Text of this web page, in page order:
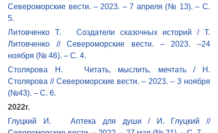
Североморские вести. – 2023. – 7 апреля (№ 13). – С.
5.
Литовченко Т. Создатели сказочных историй / Т.
Литовченко // Североморские вести. – 2023. –24
ноября (№ 46). – С. 4.
Столярова Н. Читать, мыслить, мечтать / Н.
Столярова // Североморские вести. – 2023. – 3 ноября
(№43). – С. 6.
2022г.
Глуцкий И. Аптека для души / И. Глуцкий //